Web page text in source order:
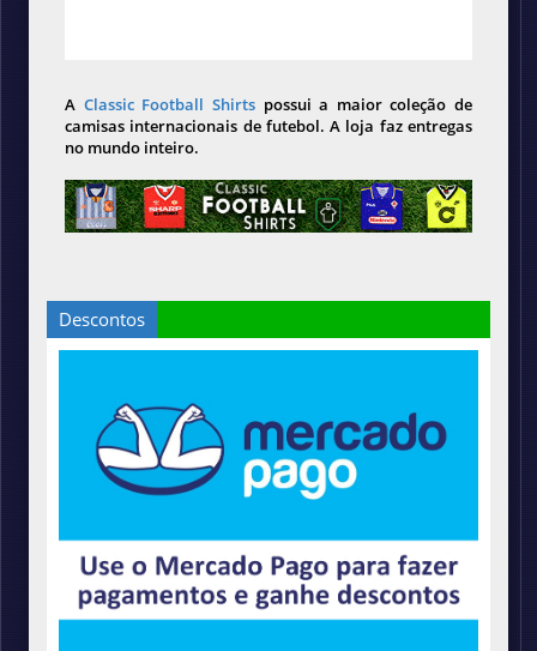
A Classic Football Shirts possui a maior coleção de
camisas internacionais de futebol. A loja faz entregas
no mundo inteiro.
Descontos